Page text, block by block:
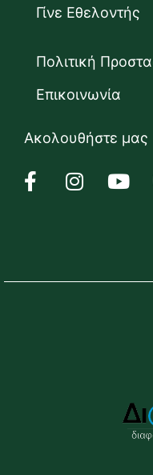
Γίνε Εθελοντής
Πολιτική
Επικοινωνία
Ακολουθήστε μας